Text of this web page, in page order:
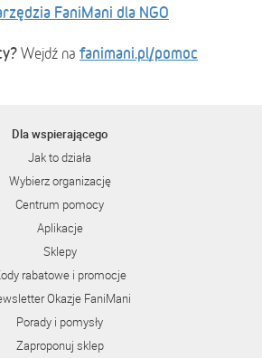
FaniMani dla NGO
Wejdź na fanimani.pl/pomoc
Dla wspierającego
Jak to działa
Wybierz organizację
Centrum pomocy
Aplikacje
Sklepy
rabatowe i promocje
Okazje FaniMani
Porady i pomysły
Zaproponuj sklep